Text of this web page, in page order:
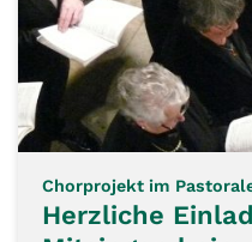
Chorprojekt im
Herzliche